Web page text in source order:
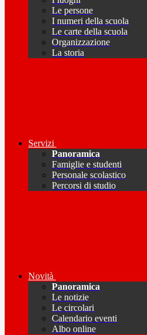
Le persone
I numeri della scuola
Le carte della scuola
Organizzazione
La storia
Servizi
Panoramica
Famiglie e studenti
Personale scolastico
Percorsi di studio
Novità
Panoramica
Le notizie
Le circolari
Calendario eventi
Albo online